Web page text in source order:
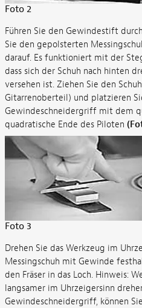
Foto 2
Führen Sie den Gewindestift
Sie den gepolsterten
darauf. Es funktioniert mit der
dass sich der Schuh nach hinten
versehen ist. Ziehen Sie den
Gitarrenoberteil) und platzieren
Gewindeschneidergriff mit dem
quadratische Ende des Piloten
Foto 3
Drehen Sie das Werkzeug im
Messingschuh mit Gewinde
den Fräser in das Loch. Hinweis:
langsamer im Uhrzeigersinn
Gewindeschneidergriff, können